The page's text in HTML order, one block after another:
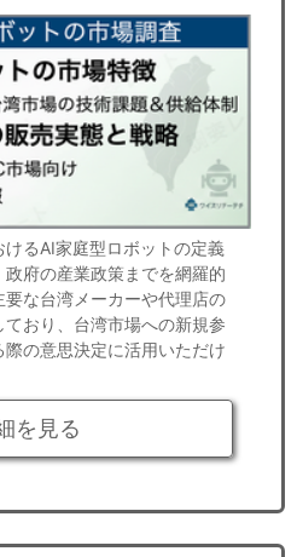
るAI家庭型ロボットの定義
府の産業政策までを網羅的
な台湾メーカーや代理店の
おり、台湾市場への新規参
の意思決定に活用いただけ
を見る